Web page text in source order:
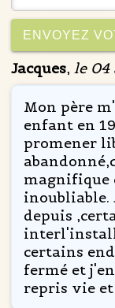
Jacques, le 04
Mon père
enfant en
promener
magnifique
inoubliable.
depuis
certains
fermé et
repris vie